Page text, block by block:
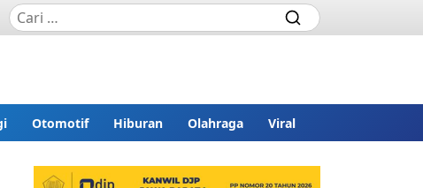
Otomotif Hiburan Olahraga Viral